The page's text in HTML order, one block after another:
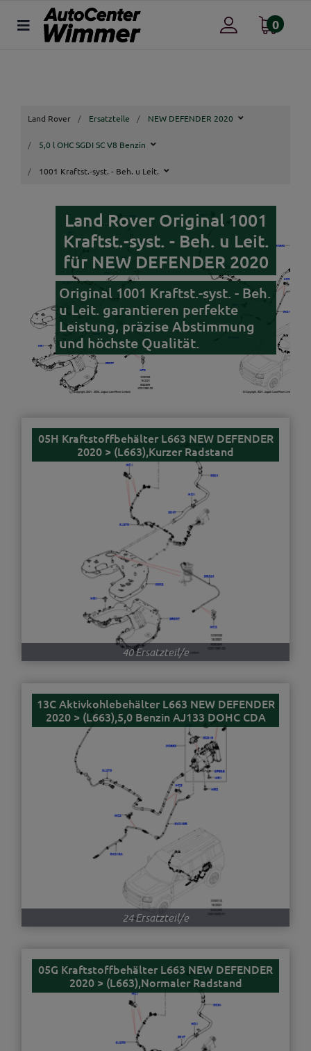
0
Land Rover Ersatzteile NEW DEFENDER 2020
5,0 l OHC SGDI SC V8 Benzin
1001 Kraftst.-syst. - Beh. u Leit.
Land Rover Original 1001
Kraftst.-syst. - Beh. u Leit.
für NEW DEFENDER 2020
Original 1001 Kraftst.-syst. - Beh.
u Leit. garantieren perfekte
Leistung, präzise Abstimmung
und höchste Qualität.
05H Kraftstoffbehälter L663 NEW DEFENDER
2020 > (L663),Kurzer Radstand
40 Ersatzteil/e
13C Aktivkohlebehälter L663 NEW DEFENDER
2020 > (L663),5,0 Benzin AJ133 DOHC CDA
24 Ersatzteil/e
05G Kraftstoffbehälter L663 NEW DEFENDER
2020 > (L663),Normaler Radstand